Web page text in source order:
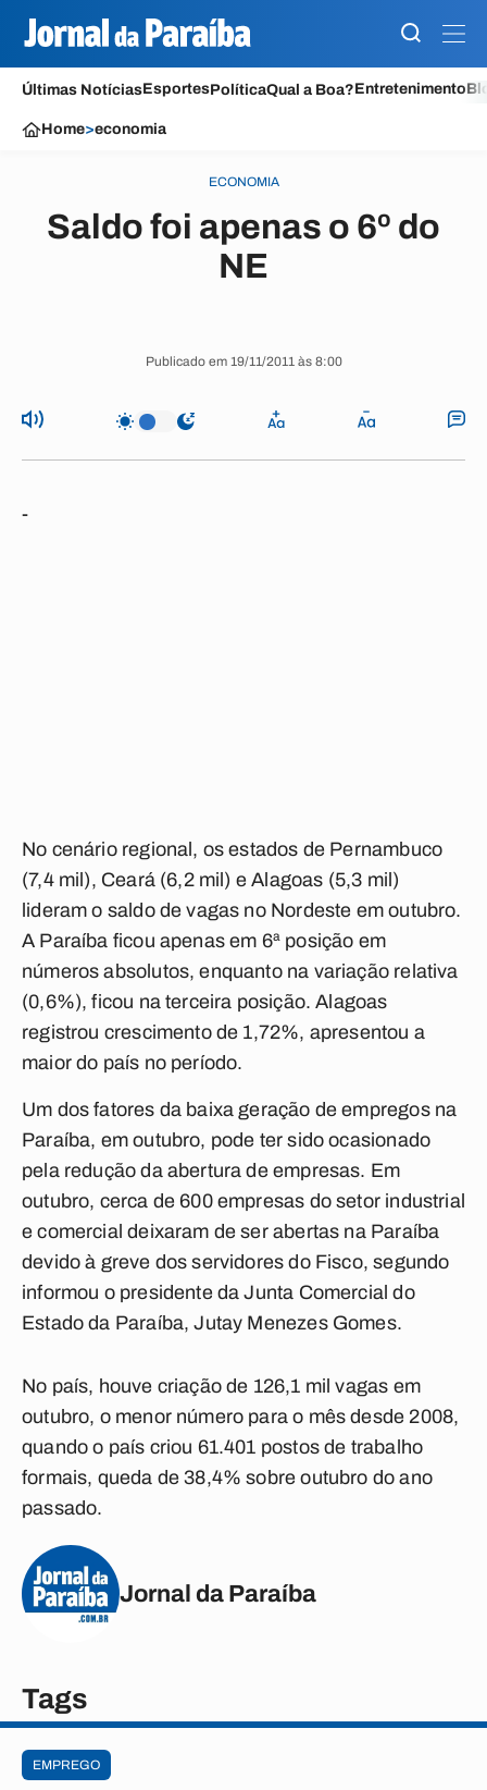
Últimas NotíciasEsportesPolíticaQual a Boa?Entretenimento
Home>economia
ECONOMIA
Saldo foi apenas o 6º do
NE
Publicado em 19/11/2011 às 8:00
-
No cenário regional, os estados de Pernambuco
(7,4 mil), Ceará (6,2 mil) e Alagoas (5,3 mil)
lideram o saldo de vagas no Nordeste em outubro.
A Paraíba ficou apenas em 6ª posição em
números absolutos, enquanto na variação relativa
(0,6%), ficou na terceira posição. Alagoas
registrou crescimento de 1,72%, apresentou a
maior do país no período.
Um dos fatores da baixa geração de empregos na
Paraíba, em outubro, pode ter sido ocasionado
pela redução da abertura de empresas. Em
outubro, cerca de 600 empresas do setor industrial
e comercial deixaram de ser abertas na Paraíba
devido à greve dos servidores do Fisco, segundo
informou o presidente da Junta Comercial do
Estado da Paraíba, Jutay Menezes Gomes.
No país, houve criação de 126,1 mil vagas em
outubro, o menor número para o mês desde 2008,
quando o país criou 61.401 postos de trabalho
formais, queda de 38,4% sobre outubro do ano
passado.
Jornal da Paraíba
Tags
EMPREGO